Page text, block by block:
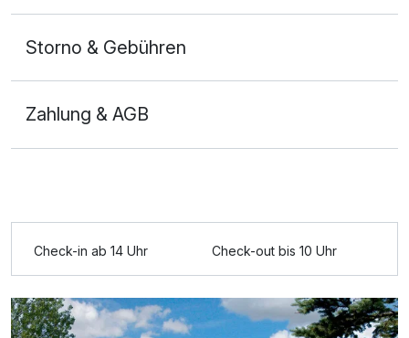
Zusatznächte
Zusatznächte
Storno & Gebühren
Zahlung & AGB
Check-in ab 14 Uhr Check-out bis 10 Uhr